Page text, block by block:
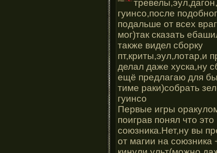
гуинсо,после
подальше от всех
мог)так сказать
также видел сборку
пт,криты,эул,лотар,и
делал даже хуска,ну
ещё предлагаю для
тиме раки)собрать
гуинсо
Первые игры
поиграв понял что
союзника.Нет,ну вы
от магии на союзника